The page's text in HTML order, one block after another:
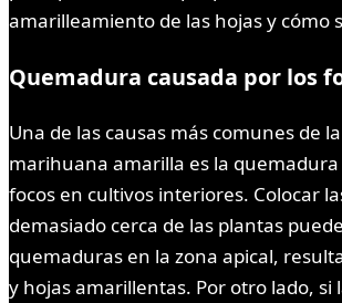
amarilleamiento de las hojas y cómo
Quemadura causada por los
Una de las causas más comunes de
marihuana amarilla es la quemadura
focos en cultivos interiores. Colocar
demasiado cerca de las plantas
quemaduras en la zona apical,
y hojas amarillentas. Por otro lado, si